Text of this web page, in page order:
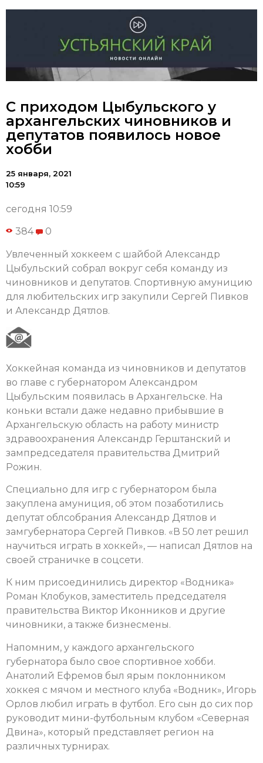
С приходом Цыбульского у
архангельских чиновников и
депутатов появилось новое
хобби
25 января, 2021
10:59
сегодня 10:59
384 0
Увлеченный хоккеем с шайбой Александр
Цыбульский собрал вокруг себя команду из
чиновников и депутатов. Спортивную амуницию
для любительских игр закупили Сергей Пивков
и Александр Дятлов.
Хоккейная команда из чиновников и депутатов
во главе с губернатором Александром
Цыбульским появилась в Архангельске. На
коньки встали даже недавно прибывшие в
Архангельскую область на работу министр
здравоохранения Александр Герштанский и
зампредседателя правительства Дмитрий
Рожин.
Специально для игр с губернатором была
закуплена амуниция, об этом позаботились
депутат облсобрания Александр Дятлов и
замгубернатора Сергей Пивков. «В 50 лет решил
научиться играть в хоккей», — написал Дятлов на
своей страничке в соцсети.
К ним присоединились директор «Водника»
Роман Клобуков, заместитель председателя
правительства Виктор Иконников и другие
чиновники, а также бизнесмены.
Напомним, у каждого архангельского
губернатора было свое спортивное хобби.
Анатолий Ефремов был ярым поклонником
хоккея с мячом и местного клуба «Водник», Игорь
Орлов любил играть в футбол. Его сын до сих пор
руководит мини-футбольным клубом «Северная
Двина», который представляет регион на
различных турнирах.